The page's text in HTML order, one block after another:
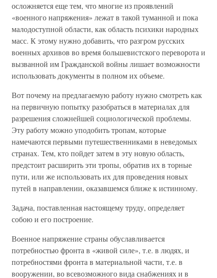
осложняется еще тем, что многие из проявлений
«военного напряжения» лежат в такой туманной и пока
малодоступной области, как область психики народных
масс. К этому нужно добавить, что разгром русских
военных архивов во время большевистского переворота и
вызванной им Гражданской войны лишает возможности
использовать документы в полном их объеме.
Вот почему на предлагаемую работу нужно смотреть как
на первичную попытку разобраться в материалах для
разрешения сложнейшей социологической проблемы.
Эту работу можно уподобить тропам, которые
намечаются первыми путешественниками в неведомых
странах. Тем, кто пойдет затем в эту новую область,
предстоит расширить эти тропы, обратив их в торные
пути, или же использовать их для проведения новых
путей в направлении, оказавшемся ближе к истинному.
Задача, поставленная настоящему труду, определяет
собою и его построение.
Военное напряжение страны обуславливается
потребностью фронта в «живой силе», т.е. в людях, и
потребностями фронта в материальной части, т.е. в
вооружении, во всевозможного вида снабжениях и в